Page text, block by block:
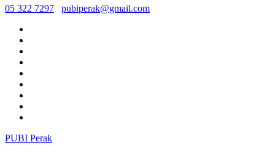
05 322 7297
pubiperak@gmail.com
PUBI Perak